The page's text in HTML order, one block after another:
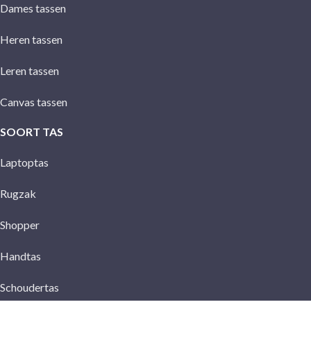
Dames tassen
Heren tassen
Leren tassen
Canvas tassen
SOORT TAS
Laptoptas
Rugzak
Shopper
Handtas
Schoudertas